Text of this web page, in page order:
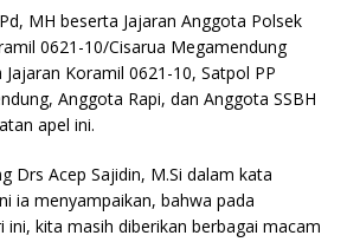
MH beserta Jajaran Anggota Polsek
0621-10/Cisarua Megamendung
Koramil 0621-10, Satpol PP
Anggota Rapi, dan Anggota SSBH
apel ini.
Drs Acep Sajidin, M.Si dalam kata
ia menyampaikan, bahwa pada
ini, kita masih diberikan berbagai macam